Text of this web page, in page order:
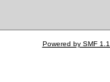
Powered by SMF